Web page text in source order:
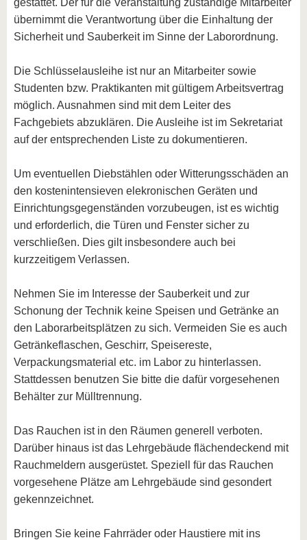
gestattet. Der für die Veranstaltung zuständige Mitarbeiter
übernimmt die Verantwortung über die Einhaltung der
Sicherheit und Sauberkeit im Sinne der Laborordnung.
Die Schlüsselausleihe ist nur an Mitarbeiter sowie
Studenten bzw. Praktikanten mit gültigem Arbeitsvertrag
möglich. Ausnahmen sind mit dem Leiter des
Fachgebiets abzuklären. Die Ausleihe ist im Sekretariat
auf der entsprechenden Liste zu dokumentieren.
Um eventuellen Diebstählen oder Witterungsschäden an
den kostenintensieven elekronischen Geräten und
Einrichtungsgegenständen vorzubeugen, ist es wichtig
und erforderlich, die Türen und Fenster sicher zu
verschließen. Dies gilt insbesondere auch bei
kurzzeitigem Verlassen.
Nehmen Sie im Interesse der Sauberkeit und zur
Schonung der Technik keine Speisen und Getränke an
den Laborarbeitsplätzen zu sich. Vermeiden Sie es auch
Getränkeflaschen, Geschirr, Speisereste,
Verpackungsmaterial etc. im Labor zu hinterlassen.
Stattdessen benutzen Sie bitte die dafür vorgesehenen
Behälter zur Mülltrennung.
Das Rauchen ist in den Räumen generell verboten.
Darüber hinaus ist das Lehrgebäude flächendeckend mit
Rauchmeldern ausgerüstet. Speziell für das Rauchen
vorgesehene Plätze am Lehrgebäude sind gesondert
gekennzeichnet.
Bringen Sie keine Fahrräder oder Haustiere mit ins